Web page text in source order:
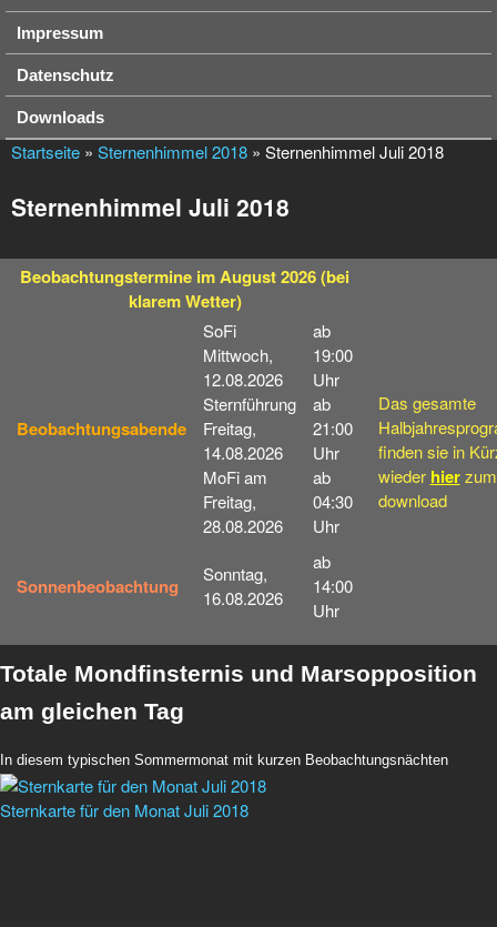
Impressum
Datenschutz
Downloads
Startseite » Sternenhimmel 2018 » Sternenhimmel Juli 2018
Sternenhimmel Juli 2018
Beobachtungstermine im August 2026(bei
klarem Wetter)
Beobachtungsabende
SoFi
Mittwoch,
12.08.2026
Sternführung
Freitag,
14.08.2026
MoFi am
Freitag,
28.08.2026
ab
19:00
Uhr
ab
21:00
Uhr
ab
04:30
Uhr
Sonnenbeobachtung
Sonntag,
16.08.2026
ab
14:00
Uhr
Das gesamte
finden sie in
wieder hierzum
download
Totale Mondfinsternis und Marsopposition
am gleichen Tag
In diesem
Sternkarte für den Monat Juli 2018
typischen Sommermonat mit kurzen Beobachtungsnächten